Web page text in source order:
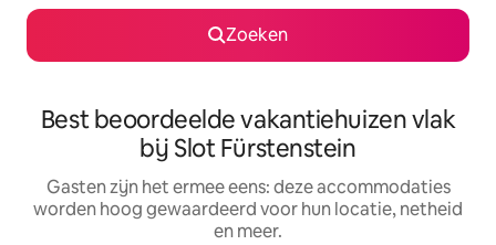
Zoeken
Best beoordeelde vakantiehuizen vlak
bij Slot Fürstenstein
Gasten zijn het ermee eens: deze accommodaties
worden hoog gewaardeerd voor hun locatie, netheid
en meer.